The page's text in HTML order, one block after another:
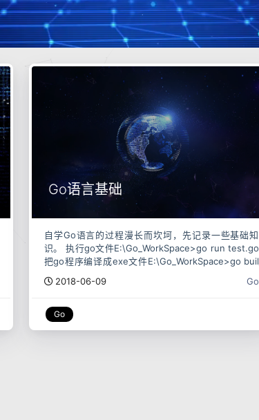
Go语言基础
自学Go语言的过程漫长而坎坷，先记录一些基础知
识。 执行go文件E:\Go_WorkSpace>go run test.go
把go程序编译成exe文件E:\Go_WorkSpace>go buil
2018-06-09 Go
Go